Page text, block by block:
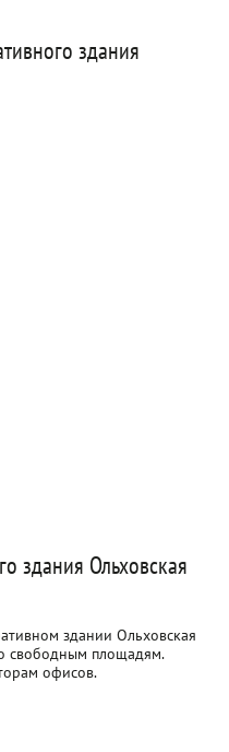
здания
здания Ольховская
здании Ольховская
свободным площадям.
офисов.